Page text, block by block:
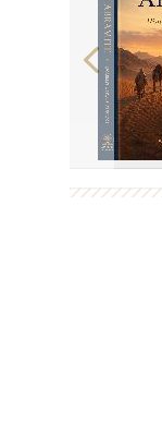
Previous